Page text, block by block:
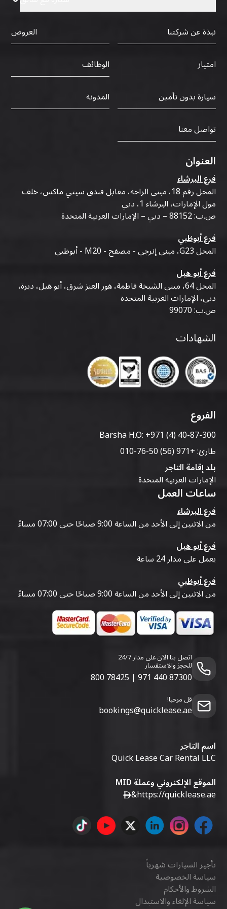
نبذة عن شركتنا
العروض
امتياز
الوظائف
سيارة بدون تأمين
المدونة
تواصل معنا
العنوان
فرع البرشاء
المحل رقم 18، مبنى الراحة، مقابل فندق سيتي ماكس، خلف
مول الإمارات، البرشاء 1، دبي
ص.ب: 88152 – دبي – الإمارات العربية المتحدة
فرع أبوظبي
المحل G23، مبنى إنرجي - مصفح - M20 - أبوظبي
فرع أبو هيل
المحل 64، مبنى الشيخة فاطمة، هور العنز شرق، أبو هيل، ديرة،
دبي، الإمارات العربية المتحدة
ص.ب: 99070
الشهادات
الفروع
Barsha H.O:+971 (4) 40-87-300
طارئ:+971 (56) 50-76-010
بلد إقامة التاجر
الإمارات العربية المتحدة
ساعات العمل
فرع البرشاء
من الاثنين إلى الأحد من الساعة 9:00 صباحًا حتى 07:00 مساءً
فرع أبو هيل
يعمل على مدار 24 ساعة
فرع أبوظبي
من الاثنين إلى الأحد من الساعة 9:00 صباحًا حتى 07:00 مساءً
اتصل بنا الآن على مدار 24/7
للحجز والاستفسار
800 78425 | 971 440 87300
قل مرحبا!
bookings@quicklease.ae
اسم التاجر
Quick Lease Car Rental LLC
الموقع الإلكتروني وعملة MID
https://quicklease.ae
&
تأجير السيارات شهرياً
سياسة الخصوصية
الشروط والأحكام
سياسة الإلغاء والاستبدال